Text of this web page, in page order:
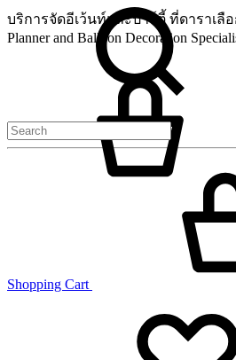
บริการจัดอีเว้นท์และปาร์ตี้ ที่ดาราเลือ
Planner and Balloon Decoration
Shopping Cart